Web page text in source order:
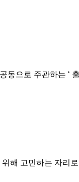
으로 주관하는 ‘
해 고민하는 자리